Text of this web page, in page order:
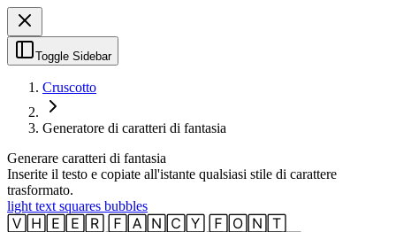
Toggle Sidebar
Cruscotto
Generatore di caratteri di fantasia
Generare caratteri di fantasia
Inserite il testo e copiate all'istante qualsiasi stile di carattere
trasformato.
light text squares bubbles
🅅🄷🄴🄴🅁 🄵🄰🄽🄲🅈 🄵🄾🄽🅃